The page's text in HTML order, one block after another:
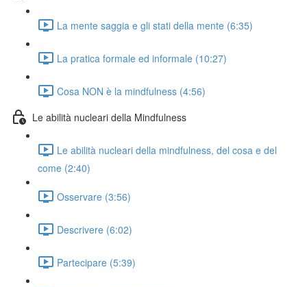
La mente saggia e gli stati della mente (6:35)
La pratica formale ed informale (10:27)
Cosa NON è la mindfulness (4:56)
Le abilità nucleari della Mindfulness
Le abilità nucleari della mindfulness, del cosa e del
come (2:40)
Osservare (3:56)
Descrivere (6:02)
Partecipare (5:39)